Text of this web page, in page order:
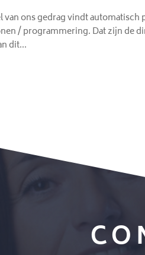
ons gedrag vindt automatisch
/ programmering. Dat zijn de
dit...